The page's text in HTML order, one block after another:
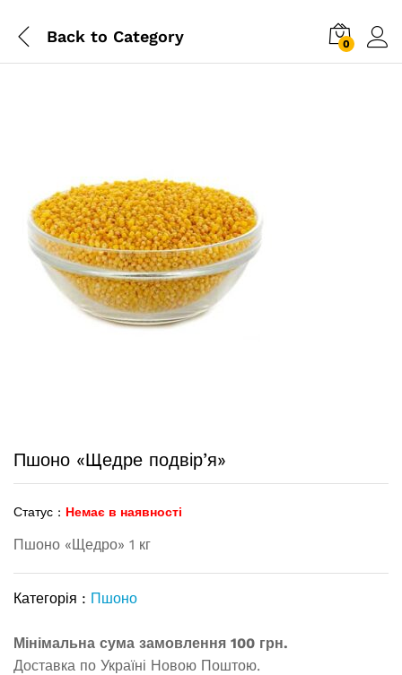
Back to Category 0
Пшоно «Щедре подвір’я»
Статус : Немає в наявності
Пшоно «Щедро» 1 кг
Категорія : Пшоно
Мінімальна сума замовлення 100 грн.
Доставка по Україні Новою Поштою.